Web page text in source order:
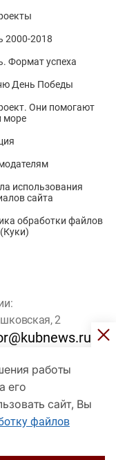
работы
его
сайт, Вы
файлов
2000-2018
Формат успеха
День Победы
Они помогают
море
использования
сайта
обработки файлов
2
16 лет
Федеральной
технологий
Регистрационный